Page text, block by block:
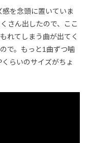
感を念頭に置いていま
さん出したので、ここ
れてしまう曲が出てく
で。もっと1曲ずつ噛
らいのサイズがちょ